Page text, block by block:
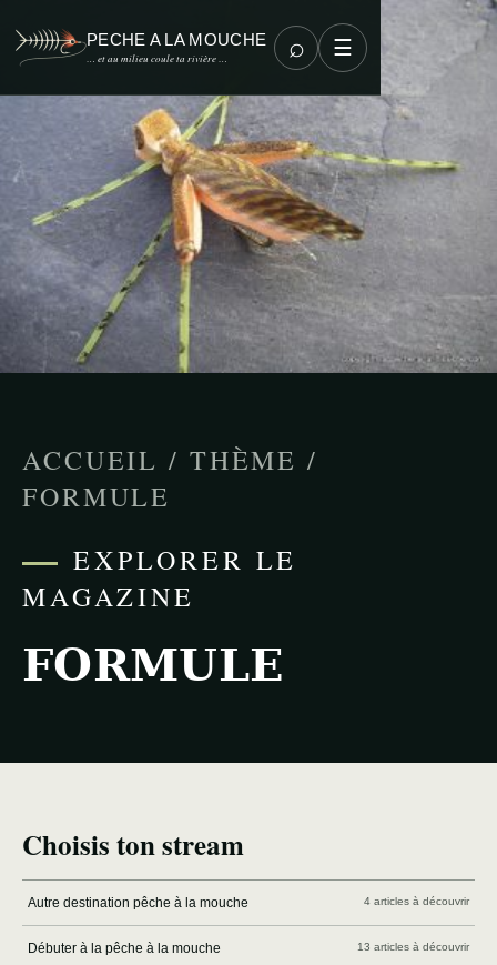
PECHE A LA MOUCHE
… et au milieu coule ta rivière … ⌕ ☰
ACCUEIL / THÈME /
FORMULE
EXPLORER LE
MAGAZINE
FORMULE
Choisis ton stream
Autre destination pêche à la mouche 4 articles à découvrir
Débuter à la pêche à la mouche 13 articles à découvrir